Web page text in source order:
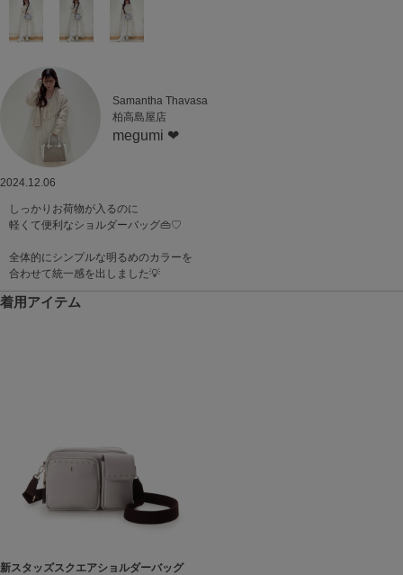
Samantha Thavasa
柏高島屋店
megumi ❤︎
2024.12.06
しっかりお荷物が入るのに
軽くて便利なショルダーバッグ👜♡
全体的にシンプルな明るめのカラーを
合わせて統一感を出しました💡
着用アイテム
新スタッズスクエアショルダーバッグ